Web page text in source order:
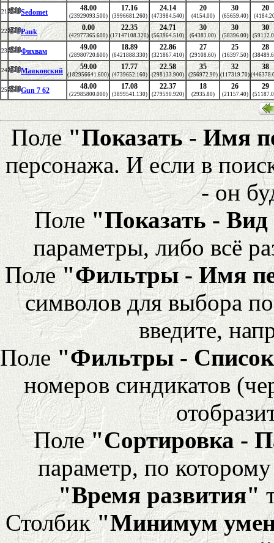
21 Sedomet 48.00
(23929093.500)
17.16
(3996681.260)
24.14
(473984.540)
20
(4154.00)
30
(65659.40)
20
22 Pauk 0.00
(42977365.600)
22.35
(17147108.320)
24.71
(563964.510)
30
(64381.00)
30
(58396.00)
30
23 Фихвам 49.00
(28980720.600)
18.89
(6421888.330)
22.86
(321867.410)
27
(29108.60)
25
(16397.50)
28
24 Маяковский 59.00
(182956641.600)
17.77
(4739652.160)
22.58
(298133.900)
35
(256972.90)
32
(117319.70)
38
25 Gun 7 62 48.00
(22985800.000)
17.08
(3899541.130)
22.37
(279590.920)
18
(2935.80)
26
(21157.40)
29
Поле"Показать - Имя
персонажа. И если в
- он
Поле "Показать -
параметры, либо всё
Поле"Фильтры - Имя
символов для выбора
введите,
Поле "Фильтры -
номеров синдикатов
Поле"Сортировка -
параметр, по
"Время развития"
Столбик"Минимум